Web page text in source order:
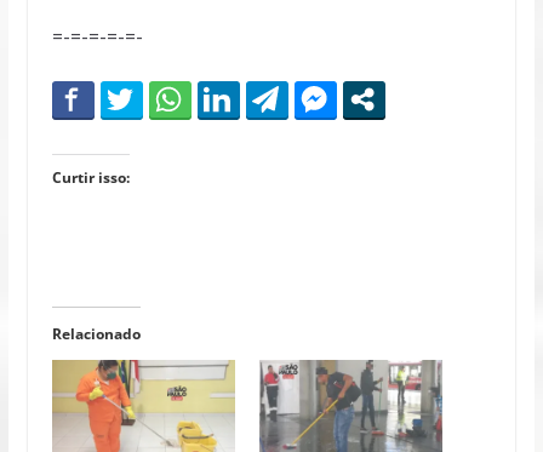
=-=-=-=-=-
Curtir isso:
Relacionado